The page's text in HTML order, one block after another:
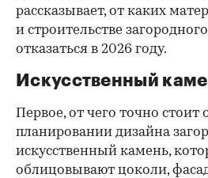
рассказывает, от каких
и строительстве
отказаться в 2026 году.
Искусственный
Первое, от чего точно стоит
планировании дизайна
искусственный камень,
облицовывают цоколи,